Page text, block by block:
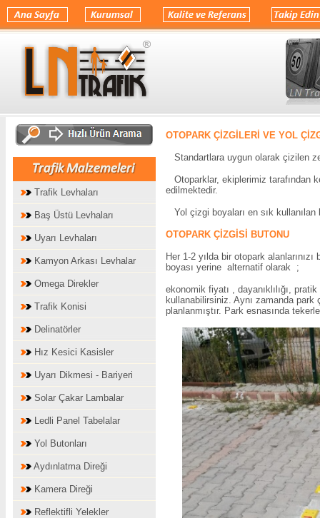
Trafik Levhaları
Baş Üstü Levhaları
Uyarı Levhaları
Kamyon Arkası Levhalar
Omega Direkler
Trafik Konisi
Delinatörler
Hız Kesici Kasisler
Uyarı Dikmesi - Bariyeri
Solar Çakar Lambalar
Ledli Panel Tabelalar
Yol Butonları
Aydınlatma Direği
Kamera Direği
Reflektifli Yelekler
OTOPARK ÇİZGİLERİ VE YOL
Standartlara uygun olarak çizilen
Otoparklar, ekiplerimiz tarafından
edilmektedir.
Yol çizgi boyaları en sık
OTOPARK ÇİZGİSİ BUTONU
Her 1-2 yılda bir otopark
boyası yerine alternatif olarak ;
ekonomik fiyatı , dayanıklılığı,
kullanabilirsiniz. Aynı zamanda
planlanmıştır. Park esnasında